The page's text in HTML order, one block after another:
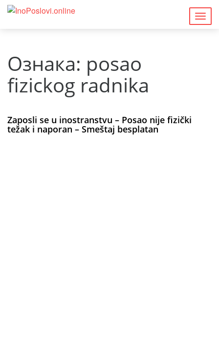
Ознака: posao
fizickog radnika
Zaposli se u inostranstvu – Posao nije fizički
težak i naporan – Smeštaj besplatan